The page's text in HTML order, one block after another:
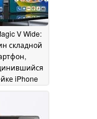
V Wide:
складной
iPhone